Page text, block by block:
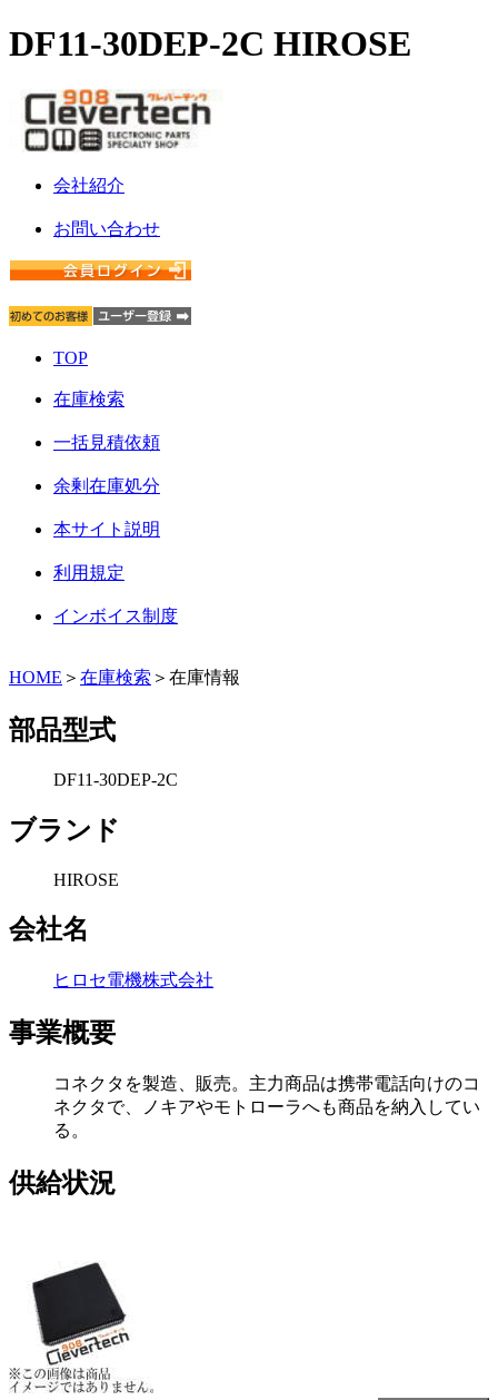
DF11-30DEP-2C HIROSE
会社紹介
お問い合わせ
TOP
在庫検索
一括見積依頼
余剰在庫処分
本サイト説明
利用規定
インボイス制度
HOME ＞ 在庫検索 ＞在庫情報
部品型式
DF11-30DEP-2C
ブランド
HIROSE
会社名
ヒロセ電機株式会社
事業概要
コネクタを製造、販売。主力商品は携帯電話向けのコ
ネクタで、ノキアやモトローラへも商品を納入してい
る。
供給状況